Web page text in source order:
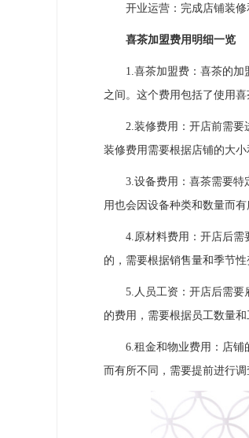
开业运营：完成店铺装修
喜茶加盟费用明细一览
1.喜茶加盟费：喜茶的加盟
之间。这个费用包括了使用
2.装修费用：开店前需要进
装修费用需要根据店铺的大小
3.设备费用：喜茶需要特定
用也会因设备种类和数量而有
4.原材料费用：开店后需要
的，需要根据销售量和季节性
5.人员工资：开店后需要雇
的费用，需要根据员工数量和
6.租金和物业费用：店铺的
而有所不同，需要提前进行调